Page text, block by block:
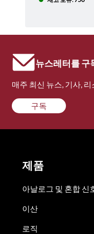
뉴스레터를 구
매주 최신 뉴스, 기사,
구독
제품
아날로그 및 혼합 신
이산
로직